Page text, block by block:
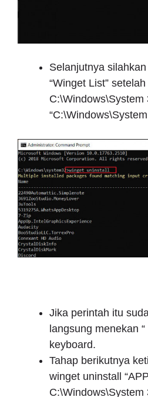
Selanjutnya
“Winget List”
Jika perintah itu
langsung menekan “
keyboard.
Tahap berikutnya
winget uninstall
C:\Windows\System